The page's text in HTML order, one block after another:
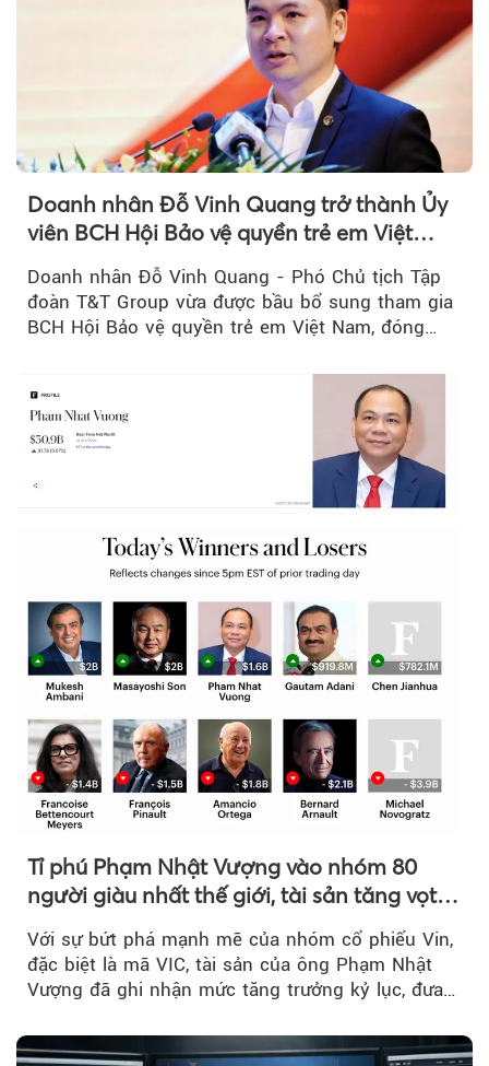
Doanh nhân Đỗ Vinh Quang trở thành Ủy
viên BCH Hội Bảo vệ quyền trẻ em Việt
Nam, mở rộng vai trò...
Doanh nhân Đỗ Vinh Quang - Phó Chủ tịch Tập
đoàn T&T Group vừa được bầu bổ sung tham gia
BCH Hội Bảo vệ quyền trẻ em Việt Nam, đóng
Tỉ phú Phạm Nhật Vượng vào nhóm 80
người giàu nhất thế giới, tài sản tăng vọt
Với sự bứt phá mạnh mẽ của nhóm cổ phiếu Vin,
đặc biệt là mã VIC, tài sản của ông Phạm Nhật
Vượng đã ghi nhận mức tăng trưởng kỷ lục, đưa